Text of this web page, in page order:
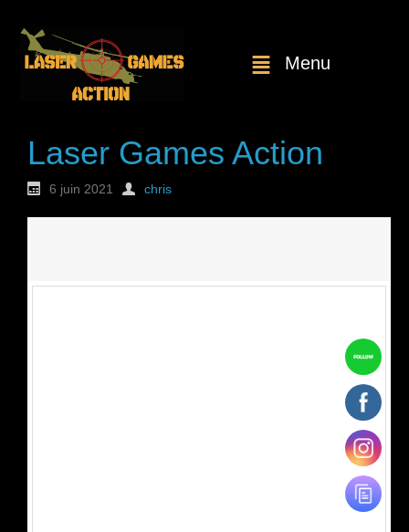
Menu
Laser Games Action
6 juin 2021 chris